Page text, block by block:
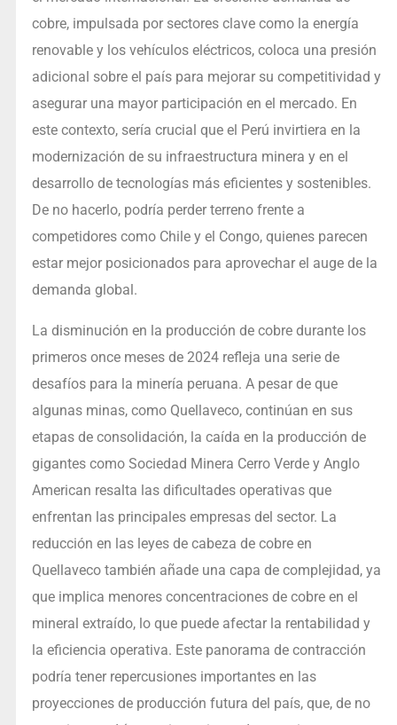
cobre, impulsada por sectores clave como la energía
renovable y los vehículos eléctricos, coloca una presión
adicional sobre el país para mejorar su competitividad y
asegurar una mayor participación en el mercado. En
este contexto, sería crucial que el Perú invirtiera en la
modernización de su infraestructura minera y en el
desarrollo de tecnologías más eficientes y sostenibles.
De no hacerlo, podría perder terreno frente a
competidores como Chile y el Congo, quienes parecen
estar mejor posicionados para aprovechar el auge de la
demanda global.
La disminución en la producción de cobre durante los
primeros once meses de 2024 refleja una serie de
desafíos para la minería peruana. A pesar de que
algunas minas, como Quellaveco, continúan en sus
etapas de consolidación, la caída en la producción de
gigantes como Sociedad Minera Cerro Verde y Anglo
American resalta las dificultades operativas que
enfrentan las principales empresas del sector. La
reducción en las leyes de cabeza de cobre en
Quellaveco también añade una capa de complejidad, ya
que implica menores concentraciones de cobre en el
mineral extraído, lo que puede afectar la rentabilidad y
la eficiencia operativa. Este panorama de contracción
podría tener repercusiones importantes en las
proyecciones de producción futura del país, que, de no